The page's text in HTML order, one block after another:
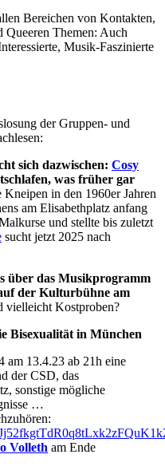
Bereichen von Kontakten,
Queeren Themen: Auch
Musik-Faszinierte
der Gruppen- und
sich dazwischen: Cosy
was früher gar
Kneipen in den 1960er Jahren
am Elisabethplatz anfang
und stellte bis zuletzt
sucht jetzt 2025 nach
über das Musikprogramm
der Kulturbühne am
vielleicht Kostproben?
Bisexualität in München
am 13.4.23 ab 21h eine
der CSD, das
sonstige mögliche
…
Volleth am Ende